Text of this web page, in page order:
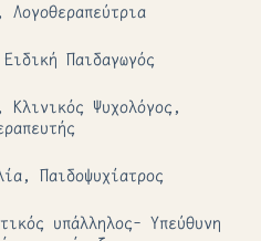
Λογοθεραπεύτρια
Ειδική Παιδαγωγός
Κλινικός Ψυχολόγος,
Παιδοψυχίατρος
υπάλληλος- Υπεύθυνη